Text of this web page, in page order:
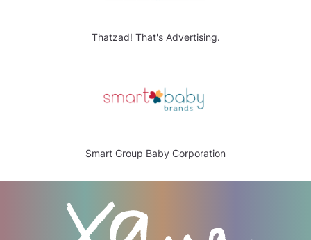
Thatzad! That's Advertising.
Smart Group Baby Corporation